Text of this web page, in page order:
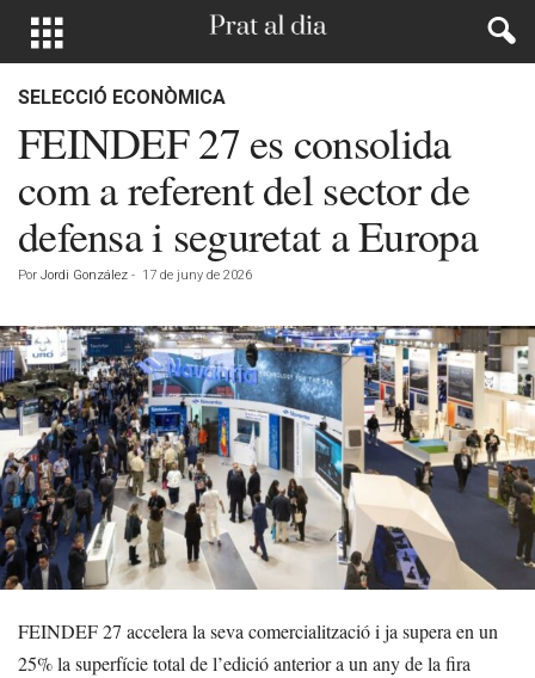
SELECCIÓ ECONÒMICA
FEINDEF 27 es consolida
com a referent del sector de
defensa i seguretat a Europa
Por Jordi González - 17 de juny de 2026
FEINDEF 27 accelera la seva comercialització i ja supera en un
25% la superfície total de l’edició anterior a un any de la fira